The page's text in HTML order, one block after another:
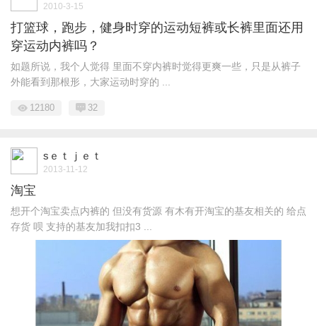
2010-3-15
打篮球，跑步，健身时穿的运动短裤或长裤里面还用
穿运动内裤吗？
如题所说，我个人觉得 里面不穿内裤时觉得更爽一些，只是从裤子
外能看到那根形，大家运动时穿的 ...
12180 32
sｅｔｊｅｔ
2013-11-12
淘宝
想开个淘宝卖点内裤的 但没有货源 有木有开淘宝的基友相关的 给点
存货 呗 支持的基友加我扣扣3 ...